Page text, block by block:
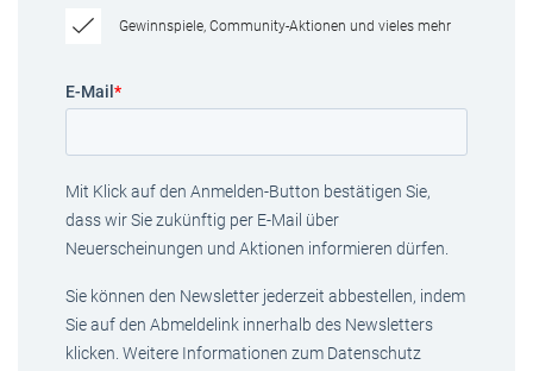
Gewinnspiele, Community-Aktionen und vieles mehr
E-Mail *
Mit Klick auf den Anmelden-Button bestätigen Sie,
dass wir Sie zukünftig per E-Mail über
Neuerscheinungen und Aktionen informieren dürfen.
Sie können den Newsletter jederzeit abbestellen, indem
Sie auf den Abmeldelink innerhalb des Newsletters
klicken. Weitere Informationen zum Datenschutz